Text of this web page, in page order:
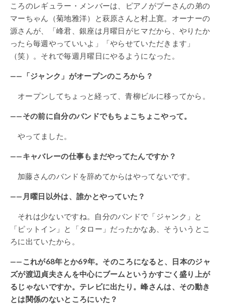
ころのレギュラー・メンバーは、ピアノがプーさんの弟の
マーちゃん（菊地雅洋）と萩原さんと村上寛。オーナーの
源さんが、「峰君、銀座は月曜日がヒマだから、やりたか
ったら毎週やっていいよ」「やらせていただきます」
（笑）。それで毎週月曜日にやるようになった。
——「ジャンク」がオープンのころから？
オープンしてちょっと経って、青柳ビルに移ってから。
——その前に自分のバンドでもちょこちょこやって。
やってました。
——キャバレーの仕事もまだやってたんですか？
加藤さんのバンドを辞めてからはやってないです。
——月曜日以外は、誰かとやっていた？
それは少ないですね。自分のバンドで「ジャンク」と
「ピットイン」と「タロー」だったかなあ、そういうとこ
ろに出ていたから。
——これが68年とか69年。そのころになると、日本のジャ
ズが渡辺貞夫さんを中心にブームというかすごく盛り上が
るじゃないですか。テレビに出たり。峰さんは、その動き
とは関係のないところにいた？